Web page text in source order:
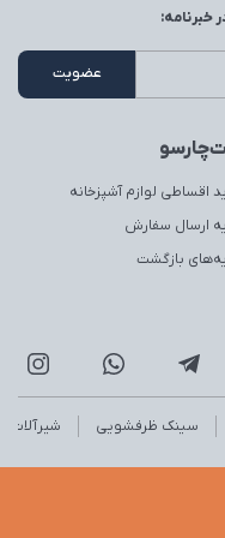
اقساطی لوازم آشپزخانه
ارسال سفارش
بازگشت
خبرنامه:
سینک ظرفشویی شیرآلات